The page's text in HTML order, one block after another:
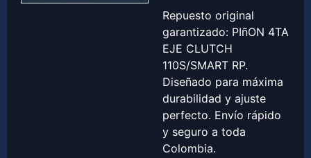
Repuesto original
garantizado: PIñON 4TA
EJE CLUTCH
110S/SMART RP.
Diseñado para máxima
durabilidad y ajuste
perfecto. Envío rápido
y seguro a toda
Colombia.